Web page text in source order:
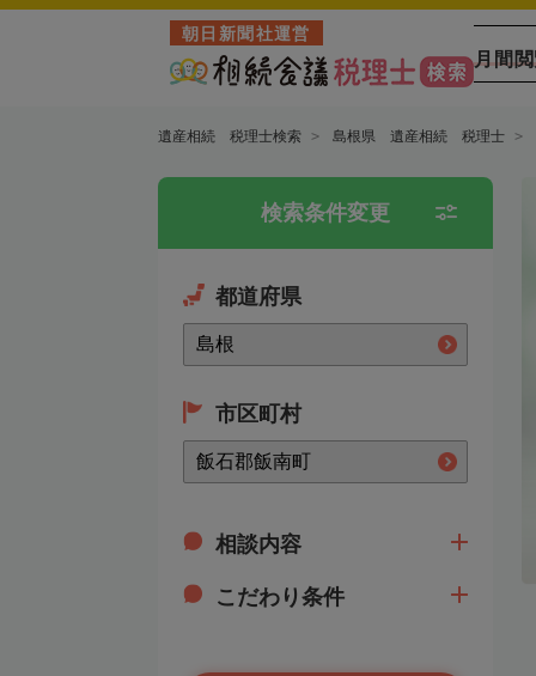
朝日新聞社運営
月間
遺産相続 税理士検索 島根県 遺産相続 税理士
検索条件変更
都道府県
市区町村
相談内容
こだわり条件